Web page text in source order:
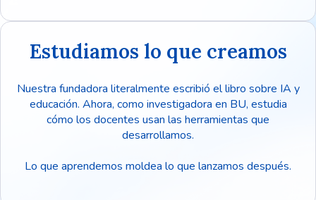
Estudiamos lo que creamos
Nuestra fundadora literalmente escribió el libro sobre IA y
educación. Ahora, como investigadora en BU, estudia
cómo los docentes usan las herramientas que
desarrollamos.
Lo que aprendemos moldea lo que lanzamos después.